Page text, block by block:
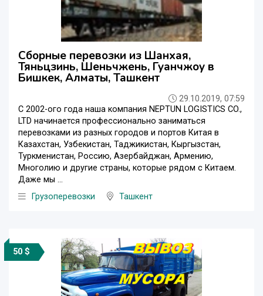
Сборные перевозки из Шанхая,
Тяньцзинь, Шеньчжень, Гуанчжоу в
Бишкек, Алматы, Ташкент
29.10.2019, 07:59
С 2002-ого года наша компания NEPTUN LOGISTICS CO.,
LTD начинается профессионально заниматься
перевозками из разных городов и портов Китая в
Казахстан, Узбекистан, Таджикистан, Кыргызстан,
Туркменистан, Россию, Азербайджан, Армению,
Многолию и другие страны, которые рядом с Китаем.
Даже мы ...
Грузоперевозки
Ташкент
50 $